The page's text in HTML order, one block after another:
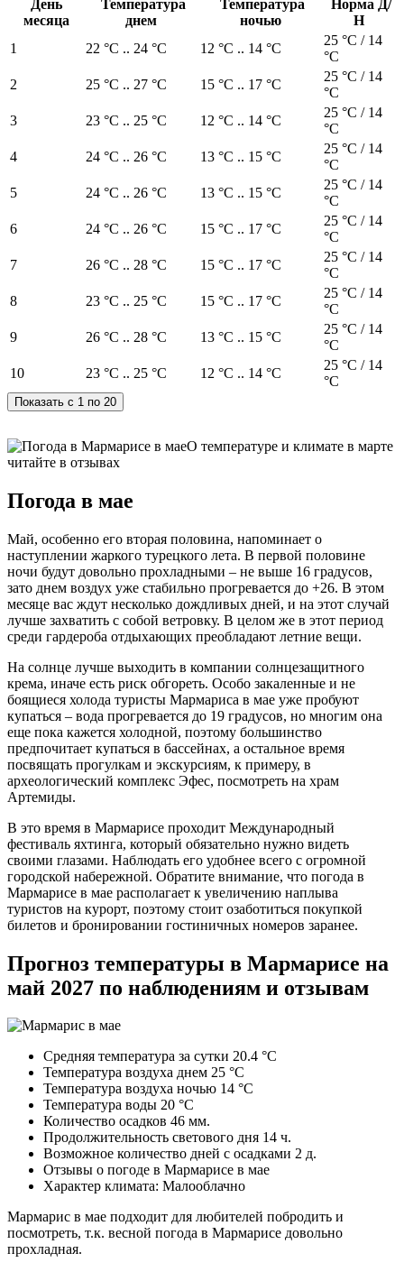
День
месяца
Температура
днем
Температура
ночью
Норма Д/
Н
1
22 °C .. 24 °C 12 °C .. 14 °C
25 °C / 14
°C
2
25 °C .. 27 °C 15 °C .. 17 °C
25 °C / 14
°C
3
23 °C .. 25 °C 12 °C .. 14 °C
25 °C / 14
°C
4
24 °C .. 26 °C 13 °C .. 15 °C
25 °C / 14
°C
5
24 °C .. 26 °C 13 °C .. 15 °C
25 °C / 14
°C
6
24 °C .. 26 °C 15 °C .. 17 °C
25 °C / 14
°C
7
26 °C .. 28 °C 15 °C .. 17 °C
25 °C / 14
°C
8
23 °C .. 25 °C 15 °C .. 17 °C
25 °C / 14
°C
9
26 °C .. 28 °C 13 °C .. 15 °C
25 °C / 14
°C
10
23 °C .. 25 °C 12 °C .. 14 °C
25 °C / 14
°C
О температуре и климате в марте
читайте в отзывах
Погода в мае
Май, особенно его вторая половина, напоминает о
наступлении жаркого турецкого лета. В первой половине
ночи будут довольно прохладными – не выше 16 градусов,
зато днем воздух уже стабильно прогревается до +26. В этом
месяце вас ждут несколько дождливых дней, и на этот случай
лучше захватить с собой ветровку. В целом же в этот период
среди гардероба отдыхающих преобладают летние вещи.
На солнце лучше выходить в компании солнцезащитного
крема, иначе есть риск обгореть. Особо закаленные и не
боящиеся холода туристы Мармариса в мае уже пробуют
купаться – вода прогревается до 19 градусов, но многим она
еще пока кажется холодной, поэтому большинство
предпочитает купаться в бассейнах, а остальное время
посвящать прогулкам и экскурсиям, к примеру, в
археологический комплекс Эфес, посмотреть на храм
Артемиды.
В это время в Мармарисе проходит Международный
фестиваль яхтинга, который обязательно нужно видеть
своими глазами. Наблюдать его удобнее всего с огромной
городской набережной. Обратите внимание, что погода в
Мармарисе в мае располагает к увеличению наплыва
туристов на курорт, поэтому стоит озаботиться покупкой
билетов и бронировании гостиничных номеров заранее.
Прогноз температуры в Мармарисе на
май 2027 по наблюдениям и отзывам
Средняя температура за сутки 20.4 °C
Температура воздуха днем 25 °C
Температура воздуха ночью 14 °C
Температура воды 20 °C
Количество осадков 46 мм.
Продолжительность светового дня 14 ч.
Возможное количество дней с осадками 2 д.
Отзывы о погоде в Мармарисе в мае
Характер климата: Малооблачно
Мармарис в мае подходит для любителей побродить и
посмотреть, т.к. весной погода в Мармарисе довольно
прохладная.